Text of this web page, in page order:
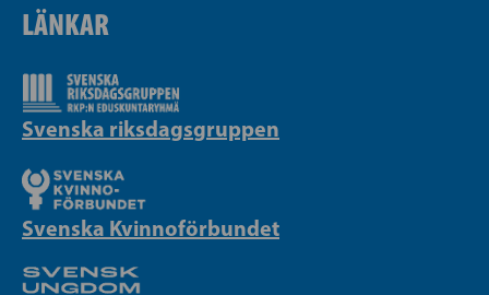
LÄNKAR
Svenska riksdagsgruppen
Svenska Kvinnoförbundet